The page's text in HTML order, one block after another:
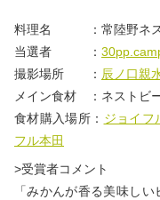
料理名 ：常陸野ネス
当選者 ：
撮影場所 ： 辰ノ口親
メイン食材 ：ネストビ
食材購入場所： ジョイフ
フル本田
>受賞者コメント
「みかんが香る美味し